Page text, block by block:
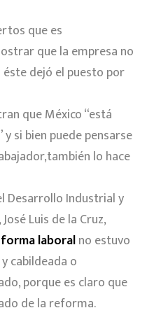
que es
que la empresa no
dejó el puesto por
que México “está
si bien puede pensarse
lo hace
Desarrollo Industrial y
Luis de la Cruz,
laboralno estuvo
cabildeada o
porque es claro que
de la reforma.